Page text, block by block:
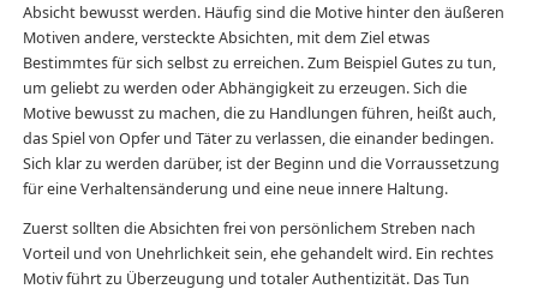
Absicht bewusst werden. Häufig sind die Motive hinter den äußeren
Motiven andere, versteckte Absichten, mit dem Ziel etwas
Bestimmtes für sich selbst zu erreichen. Zum Beispiel Gutes zu tun,
um geliebt zu werden oder Abhängigkeit zu erzeugen. Sich die
Motive bewusst zu machen, die zu Handlungen führen, heißt auch,
das Spiel von Opfer und Täter zu verlassen, die einander bedingen.
Sich klar zu werden darüber, ist der Beginn und die Vorraussetzung
für eine Verhaltensänderung und eine neue innere Haltung.
Zuerst sollten die Absichten frei von persönlichem Streben nach
Vorteil und von Unehrlichkeit sein, ehe gehandelt wird. Ein rechtes
Motiv führt zu Überzeugung und totaler Authentizität. Das Tun